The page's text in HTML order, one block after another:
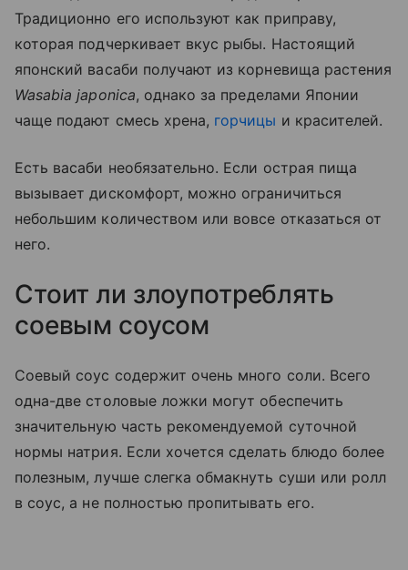
Традиционно его используют как приправу,
которая подчеркивает вкус рыбы. Настоящий
японский васаби получают из корневища растения
Wasabia japonica, однако за пределами Японии
чаще подают смесь хрена, горчицы и красителей.
Есть васаби необязательно. Если острая пища
вызывает дискомфорт, можно ограничиться
небольшим количеством или вовсе отказаться от
него.
Стоит ли злоупотреблять
соевым соусом
Соевый соус содержит очень много соли. Всего
одна-две столовые ложки могут обеспечить
значительную часть рекомендуемой суточной
нормы натрия. Если хочется сделать блюдо более
полезным, лучше слегка обмакнуть суши или ролл
в соус, а не полностью пропитывать его.